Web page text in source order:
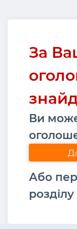
За
Ви
Або
розділу